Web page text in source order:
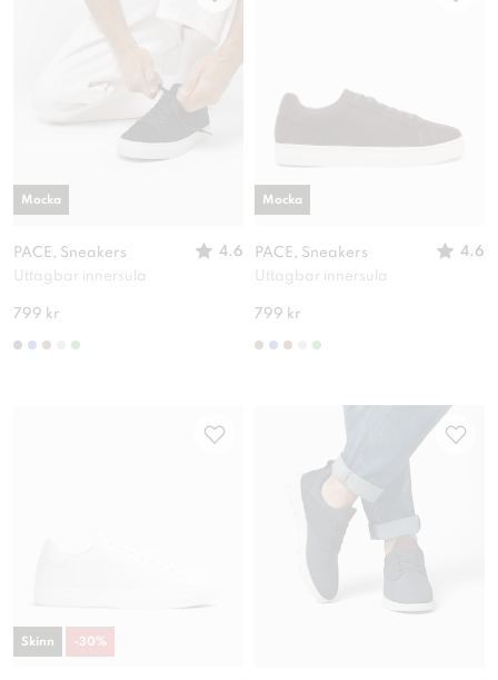
PACE, Sneakers
4.6
Uttagbar innersula
799 kr
Mocka
PACE, Sneakers
4.6
Uttagbar innersula
799 kr
Mocka
Skinn -30%